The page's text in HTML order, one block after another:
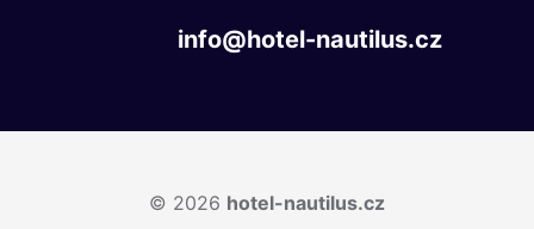
info@hotel-nautilus.cz
© 2026 hotel-nautilus.cz